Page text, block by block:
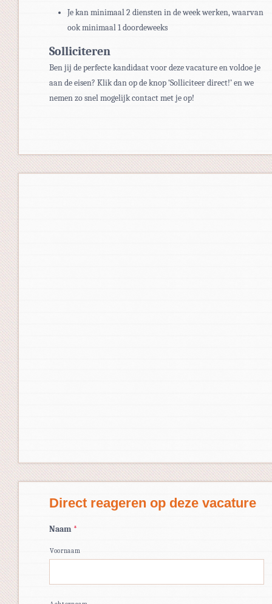
Je kan minimaal 2 diensten in de week werken, waarvan
ook minimaal 1 doordeweeks
Solliciteren
Ben jij de perfecte kandidaat voor deze vacature en voldoe je
aan de eisen? Klik dan op de knop ‘Solliciteer direct!’ en we
nemen zo snel mogelijk contact met je op!
Direct reageren op deze vacature
Naam *
Voornaam